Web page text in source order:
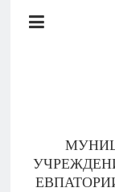
Документы